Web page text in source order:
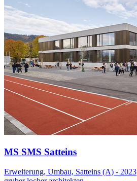
MS SMS Satteins
Erweiterung, Umbau, Satteins (A) - 2023